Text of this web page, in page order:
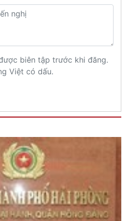
biên tập trước khi đăng.
Việt có dấu.